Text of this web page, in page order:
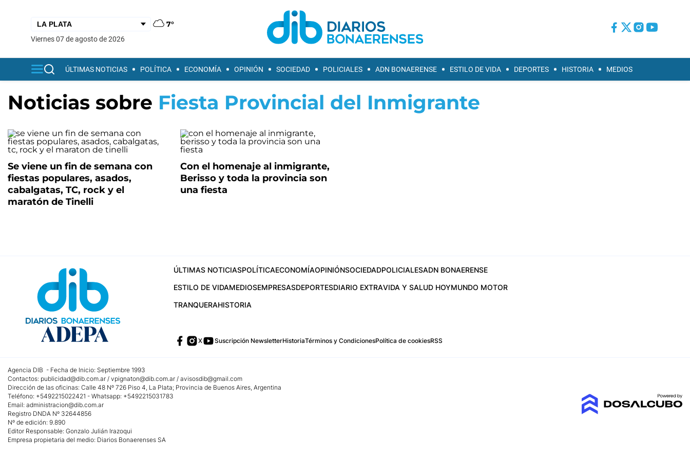
7°
viernes 07 de agosto de 2026
ÚLTIMAS NOTICIAS POLÍTICA ECONOMÍA OPINIÓN SOCIEDAD POLICIALES ADN BONAERENSE ESTILO DE VIDA DEPORTES HISTORIA MEDIOS
Noticias sobre Fiesta Provincial del Inmigrante
Se viene un fin de semana con
fiestas populares, asados,
cabalgatas, TC, rock y el
maratón de Tinelli
Con el homenaje al inmigrante,
Berisso y toda la provincia son
una fiesta
ÚLTIMAS NOTICIASPOLÍTICAECONOMÍAOPINIÓNSOCIEDADPOLICIALESADN BONAERENSE
ESTILO DE VIDAMEDIOSEMPRESASDEPORTESDIARIO EXTRAVIDA Y SALUD HOYMUNDO MOTOR
TRANQUERAHISTORIA
X Suscripción NewsletterHistoriaTérminos y CondicionesPolítica de cookiesRSS
Agencia DIB - Fecha de Inicio: Septiembre 1993
Contactos: publicidad@dib.com.ar / vpignaton@dib.com.ar / avisosdib@gmail.com
Dirección de las oficinas: Calle 48 Nº 726 Piso 4, La Plata; Provincia de Buenos Aires, Argentina
Teléfono: +5492215022421 - Whatsapp: +5492215031783
Email: administracion@dib.com.ar
Registro DNDA Nº 32644856
Nº de edición: 9.890
Editor Responsable: Gonzalo Julián Irazoqui
Empresa propietaria del medio: Diarios Bonaerenses SA